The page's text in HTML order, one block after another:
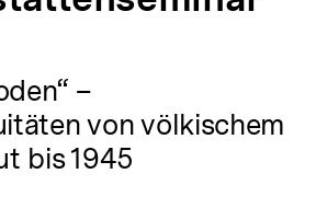
–
von völkischem
bis 1945